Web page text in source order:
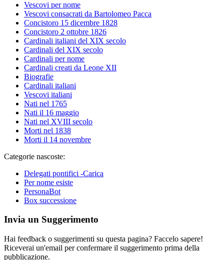
Vescovi per nome
Vescovi consacrati da Bartolomeo Pacca
Concistoro 15 dicembre 1828
Concistoro 2 ottobre 1826
Cardinali italiani del XIX secolo
Cardinali del XIX secolo
Cardinali per nome
Cardinali creati da Leone XII
Biografie
Cardinali italiani
Vescovi italiani
Nati nel 1765
Nati il 16 maggio
Nati nel XVIII secolo
Morti nel 1838
Morti il 14 novembre
Categorie nascoste:
Delegati pontifici -Carica
Per nome esiste
PersonaBot
Box successione
Invia un Suggerimento
Hai feedback o suggerimenti su questa pagina? Faccelo sapere!
Riceverai un'email per confermare il suggerimento prima della
pubblicazione.